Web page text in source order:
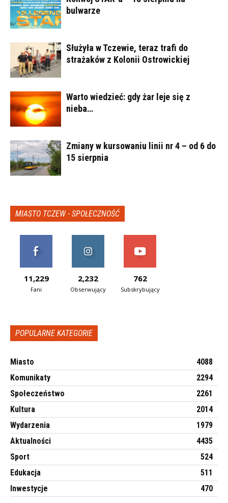
bulwarze
Służyła w Tczewie, teraz trafi do
strażaków z Kolonii Ostrowickiej
Warto wiedzieć: gdy żar leje się z
nieba…
Zmiany w kursowaniu linii nr 4 – od 6 do
15 sierpnia
MIASTO TCZEW - SPOŁECZNOŚĆ
11,229
Fani
2,232
Obserwujący
762
Subskrybujący
POPULARNE KATEGORIE
Miasto
4088
Komunikaty
2294
Społeczeństwo
2261
Kultura
2014
Wydarzenia
1979
Aktualności
4435
Sport
524
Edukacja
511
Inwestycje
470